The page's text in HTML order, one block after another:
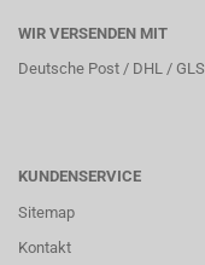
WIR VERSENDEN MIT
Deutsche Post / DHL / GLS
KUNDENSERVICE
Sitemap
Kontakt